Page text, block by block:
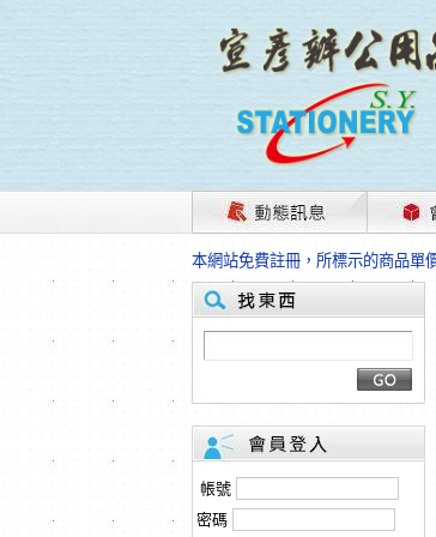
茲因國際情勢變化石油及塑化原物
本網站免費註冊，所標示的商品單
HP、EPSON、CANON原廠耗材
本網站免費註冊，所標示的商品單
匯款客戶請注意！因商品繁複來
本網站免費註冊，所標示的商品單
茲因國際情勢變化石油及塑化原
本網站免費註冊，所標示的商品單
HP、EPSON、CANON原廠耗材
本網站免費註冊，所標示的商品單
匯款客戶請注意！因商品繁複來
本網站免費註冊，所標示的商品單
帳號
密碼